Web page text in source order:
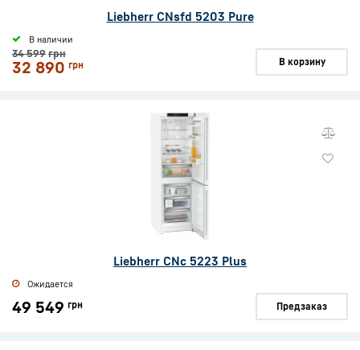
Liebherr CNsfd 5203 Pure
В наличии
34 599грн
32 890 грн В корзину
Liebherr CNc 5223 Plus
Ожидается
49 549 грн Предзаказ